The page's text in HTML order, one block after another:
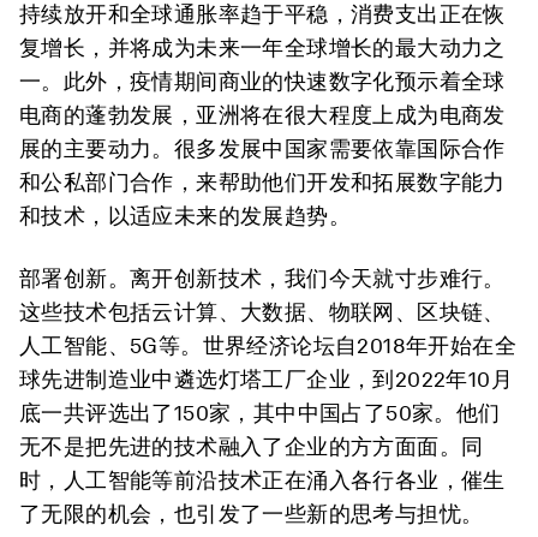
持续放开和全球通胀率趋于平稳，消费支出正在恢
复增长，并将成为未来一年全球增长的最大动力之
一。此外，疫情期间商业的快速数字化预示着全球
电商的蓬勃发展，亚洲将在很大程度上成为电商发
展的主要动力。很多发展中国家需要依靠国际合作
和公私部门合作，来帮助他们开发和拓展数字能力
和技术，以适应未来的发展趋势。
部署创新。 离开创新技术，我们今天就寸步难行。
这些技术包括云计算、大数据、物联网、区块链、
人工智能、5G等。世界经济论坛自2018年开始在全
球先进制造业中遴选灯塔工厂企业，到2022年10月
底一共评选出了150家，其中中国占了50家。他们
无不是把先进的技术融入了企业的方方面面。同
时，人工智能等前沿技术正在涌入各行各业，催生
了无限的机会，也引发了一些新的思考与担忧。